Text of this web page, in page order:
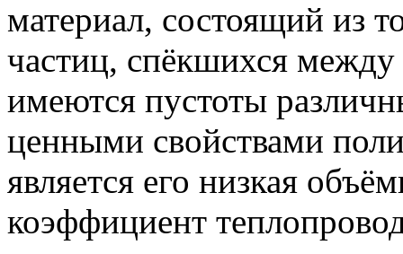
материал, состоящий из
частиц, спёкшихся
имеются пустоты
ценными свойствами
является его низкая
коэффициент